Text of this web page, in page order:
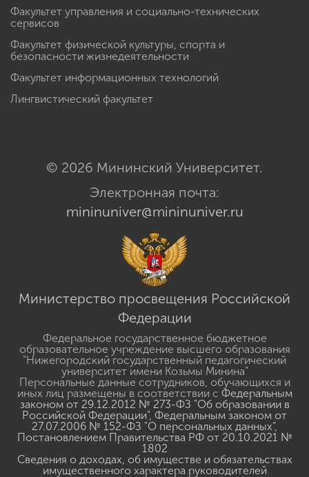
Факультет управления и социально-технических
сервисов
Факультет физической культуры, спорта и
безопасности жизнедеятельности
Факультет информационных технологий
Лингвистический факультет
© 2026 Мининский Университет.
Электронная почта:
mininuniver@mininuniver.ru
Министерство просвещения Российской
Федерации
Федеральное государственное бюджетное
образовательное учреждение высшего образования
"Нижегородский государственный педагогический
университет имени Козьмы Минина"
Персональные данные сотрудников, обучающихся и
иных лиц размещены в соответствии с Федеральным
законом от 29.12.2012 № 273-ФЗ "Об образовании в
Российской Федерации", Федеральным законом от
27.07.2006 № 152-ФЗ "О персональных данных",
Постановлением Правительства РФ от 20.10.2021 №
1802
Сведения о доходах, об имуществе и обязательствах
имущественного характера руководителей